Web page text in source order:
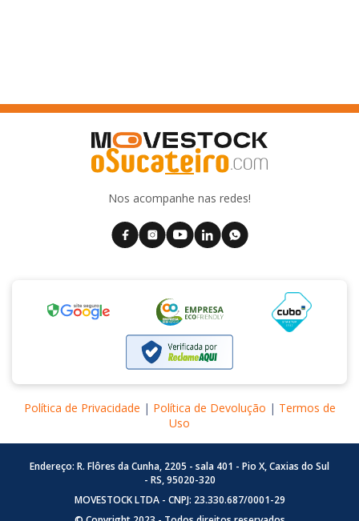
Nos acompanhe nas redes!
Política de Privacidade | Política de Devolução | Termos de
Uso
Endereço: R. Flôres da Cunha, 2205 - sala 401 - Pio X, Caxias do Sul
- RS, 95020-320
MOVESTOCK LTDA - CNPJ: 23.330.687/0001-29